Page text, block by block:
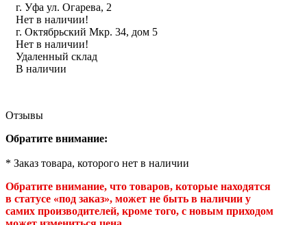
г. Уфа ул. Огарева, 2
Нет в наличии!
г. Октябрьский Мкр. 34, дом 5
Нет в наличии!
Удаленный склад
В наличии
Отзывы
Обратите внимание:
* Заказ товара, которого нет в наличии
Обратите внимание, что товаров, которые находятся
в статусе «под заказ», может не быть в наличии у
самих производителей, кроме того, с новым приходом